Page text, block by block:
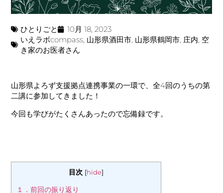
ひとりごと
10月 18, 2023
いえラボcompass, 山形県酒田市, 山形県鶴岡市, 庄内, 空
き家のお医者さん
山形県よろず支援拠点連携事業の一環で、全4回のうちの第
二講に参加してきました！
今回も学びがたくさんあったので忘備録です。
目次 [hide]
１．前回の振り返り